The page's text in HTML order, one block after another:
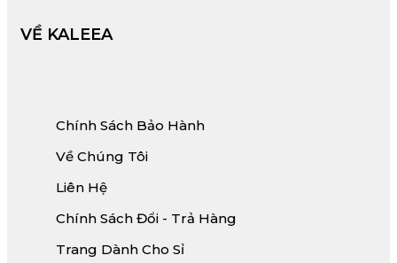
VỀ KALEEA
Chính Sách Bảo Hành
Về Chúng Tôi
Liên Hệ
Chính Sách Đổi - Trả Hàng
Trang Dành Cho Sỉ